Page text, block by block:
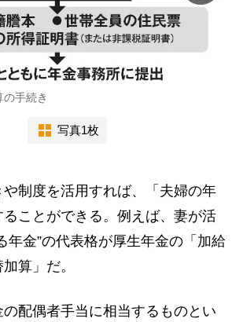
手続き
写真1枚
制度を活用すれば、「夫婦の年
ことができる。例えば、妻が活
年金”の代表格が厚生年金の「加給
算」だ。
配偶者手当に相当するものとい